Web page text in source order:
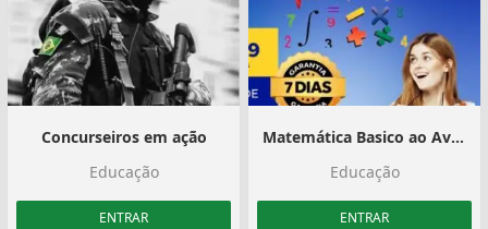
️Concurseiros em ação️
Educação
ENTRAR
Matemática Basico ao Avançado‍
Educação
ENTRAR